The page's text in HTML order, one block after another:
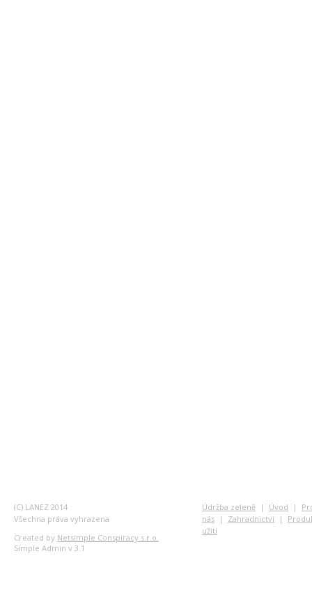
(C) LANEZ 2014
Všechna práva vyhrazena
Created by Netsimple Conspiracy s.r.o.
Simple Admin v 3.1
Údržba zeleně | Úvod |
nás | Zahradnictví |
užití